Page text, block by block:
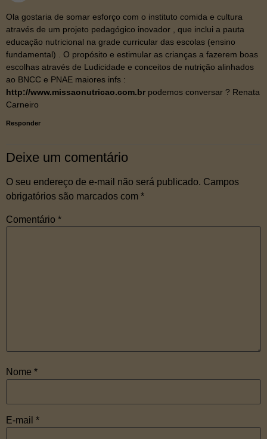
Ola gostaria de somar esforço com o instituto comida e cultura
através de um projeto pedagógico inovador , que inclui a pauta
educação nutricional na grade curricular das escolas (ensino
fundamental) . O propósito e estimular as crianças a fazerem boas
escolhas através de Ludicidade e conceitos de nutrição alinhados
ao BNCC e PNAE maiores infs :
http://www.missaonutricao.com.br podemos conversar ? Renata
Carneiro
Responder
Deixe um comentário
O seu endereço de e-mail não será publicado. Campos
obrigatórios são marcados com *
Comentário *
Nome *
E-mail *